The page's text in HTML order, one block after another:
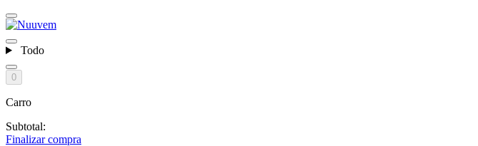
Todo
0
Carro
Subtotal:
Finalizar compra